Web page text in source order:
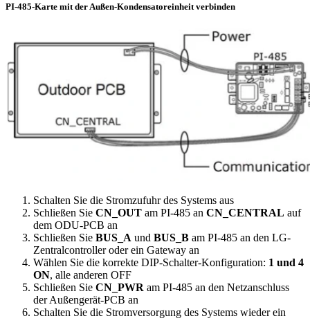
PI-485-Karte mit der Außen-Kondensatoreinheit verbinden
Schalten Sie die Stromzufuhr des Systems aus
Schließen Sie CN_OUT am PI-485 an CN_CENTRAL auf
dem ODU-PCB an
Schließen Sie BUS_A und BUS_B am PI-485 an den LG-
Zentralcontroller oder ein Gateway an
Wählen Sie die korrekte DIP-Schalter-Konfiguration: 1 und 4
ON, alle anderen OFF
Schließen Sie CN_PWR am PI-485 an den Netzanschluss
der Außengerät-PCB an
Schalten Sie die Stromversorgung des Systems wieder ein